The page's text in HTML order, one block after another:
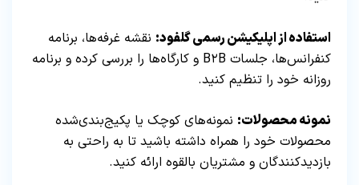
استفاده از اپلیکیشن رسمی گلفود: نقشه غرفه‌ها، برنامه
کنفرانس‌ها، جلسات B۲B و کارگاه‌ها را بررسی کرده و برنامه
روزانه خود را تنظیم کنید.
نمونه محصولات: نمونه‌های کوچک یا پکیج‌بندی‌شده
محصولات خود را همراه داشته باشید تا به راحتی به
بازدیدکنندگان و مشتریان بالقوه ارائه کنید.